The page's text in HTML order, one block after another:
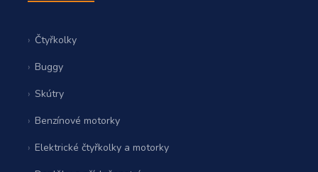
Čtyřkolky
Buggy
Skútry
Benzínové motorky
Elektrické čtyřkolky a motorky